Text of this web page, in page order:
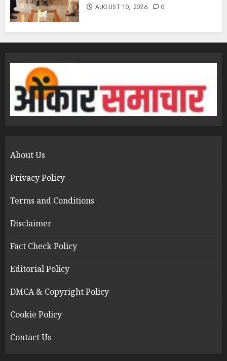
AUGUST 10, 2026 0
About Us
Privacy Policy
Terms and Conditions
Disclaimer
Fact Check Policy
Editorial Policy
DMCA & Copyright Policy
Cookie Policy
Contact Us